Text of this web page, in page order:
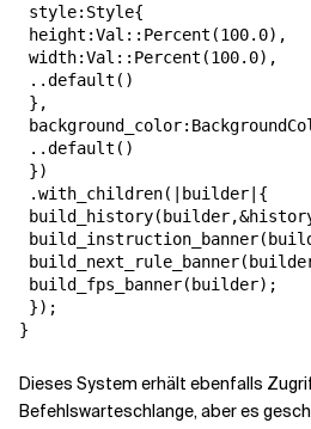
style:Style{
height:Val::Percent(100.0),
width:Val::Percent(100.0),
..default()
},
..default()
})
.with_children(|builder|{
build_fps_banner(builder);
});
}
Dieses System erhält ebenfalls
Befehlswarteschlange, aber es